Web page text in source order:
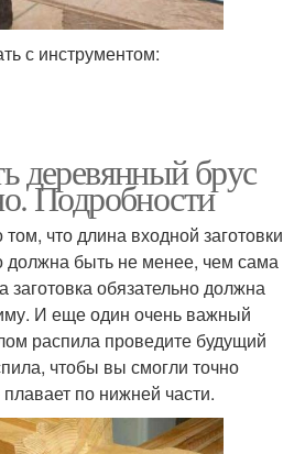
с инструментом:
деревянный брус
Подробности
что длина входной заготовки
должна быть не менее, чем сама
заготовка обязательно должна
И еще один очень важный
распила проведите будущий
чтобы вы смогли точно
по нижней части.